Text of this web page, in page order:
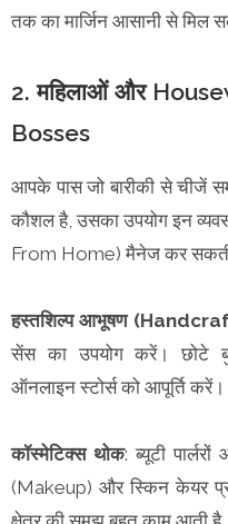
तक का मार्जिन आसानी से मिल
2. महिलाओं और
Bosses
आपके पास जो बारीकी से चीजें
कौशल है, उसका उपयोग इन
From Home) मैनेज कर
हस्तशिल्प आभूषण
सेंस का उपयोग करें। छोटे
ऑनलाइन स्टोर्स को आपूर्ति
कॉस्मेटिक्स थोक: ब्यूटी
(Makeup) और स्किन केयर